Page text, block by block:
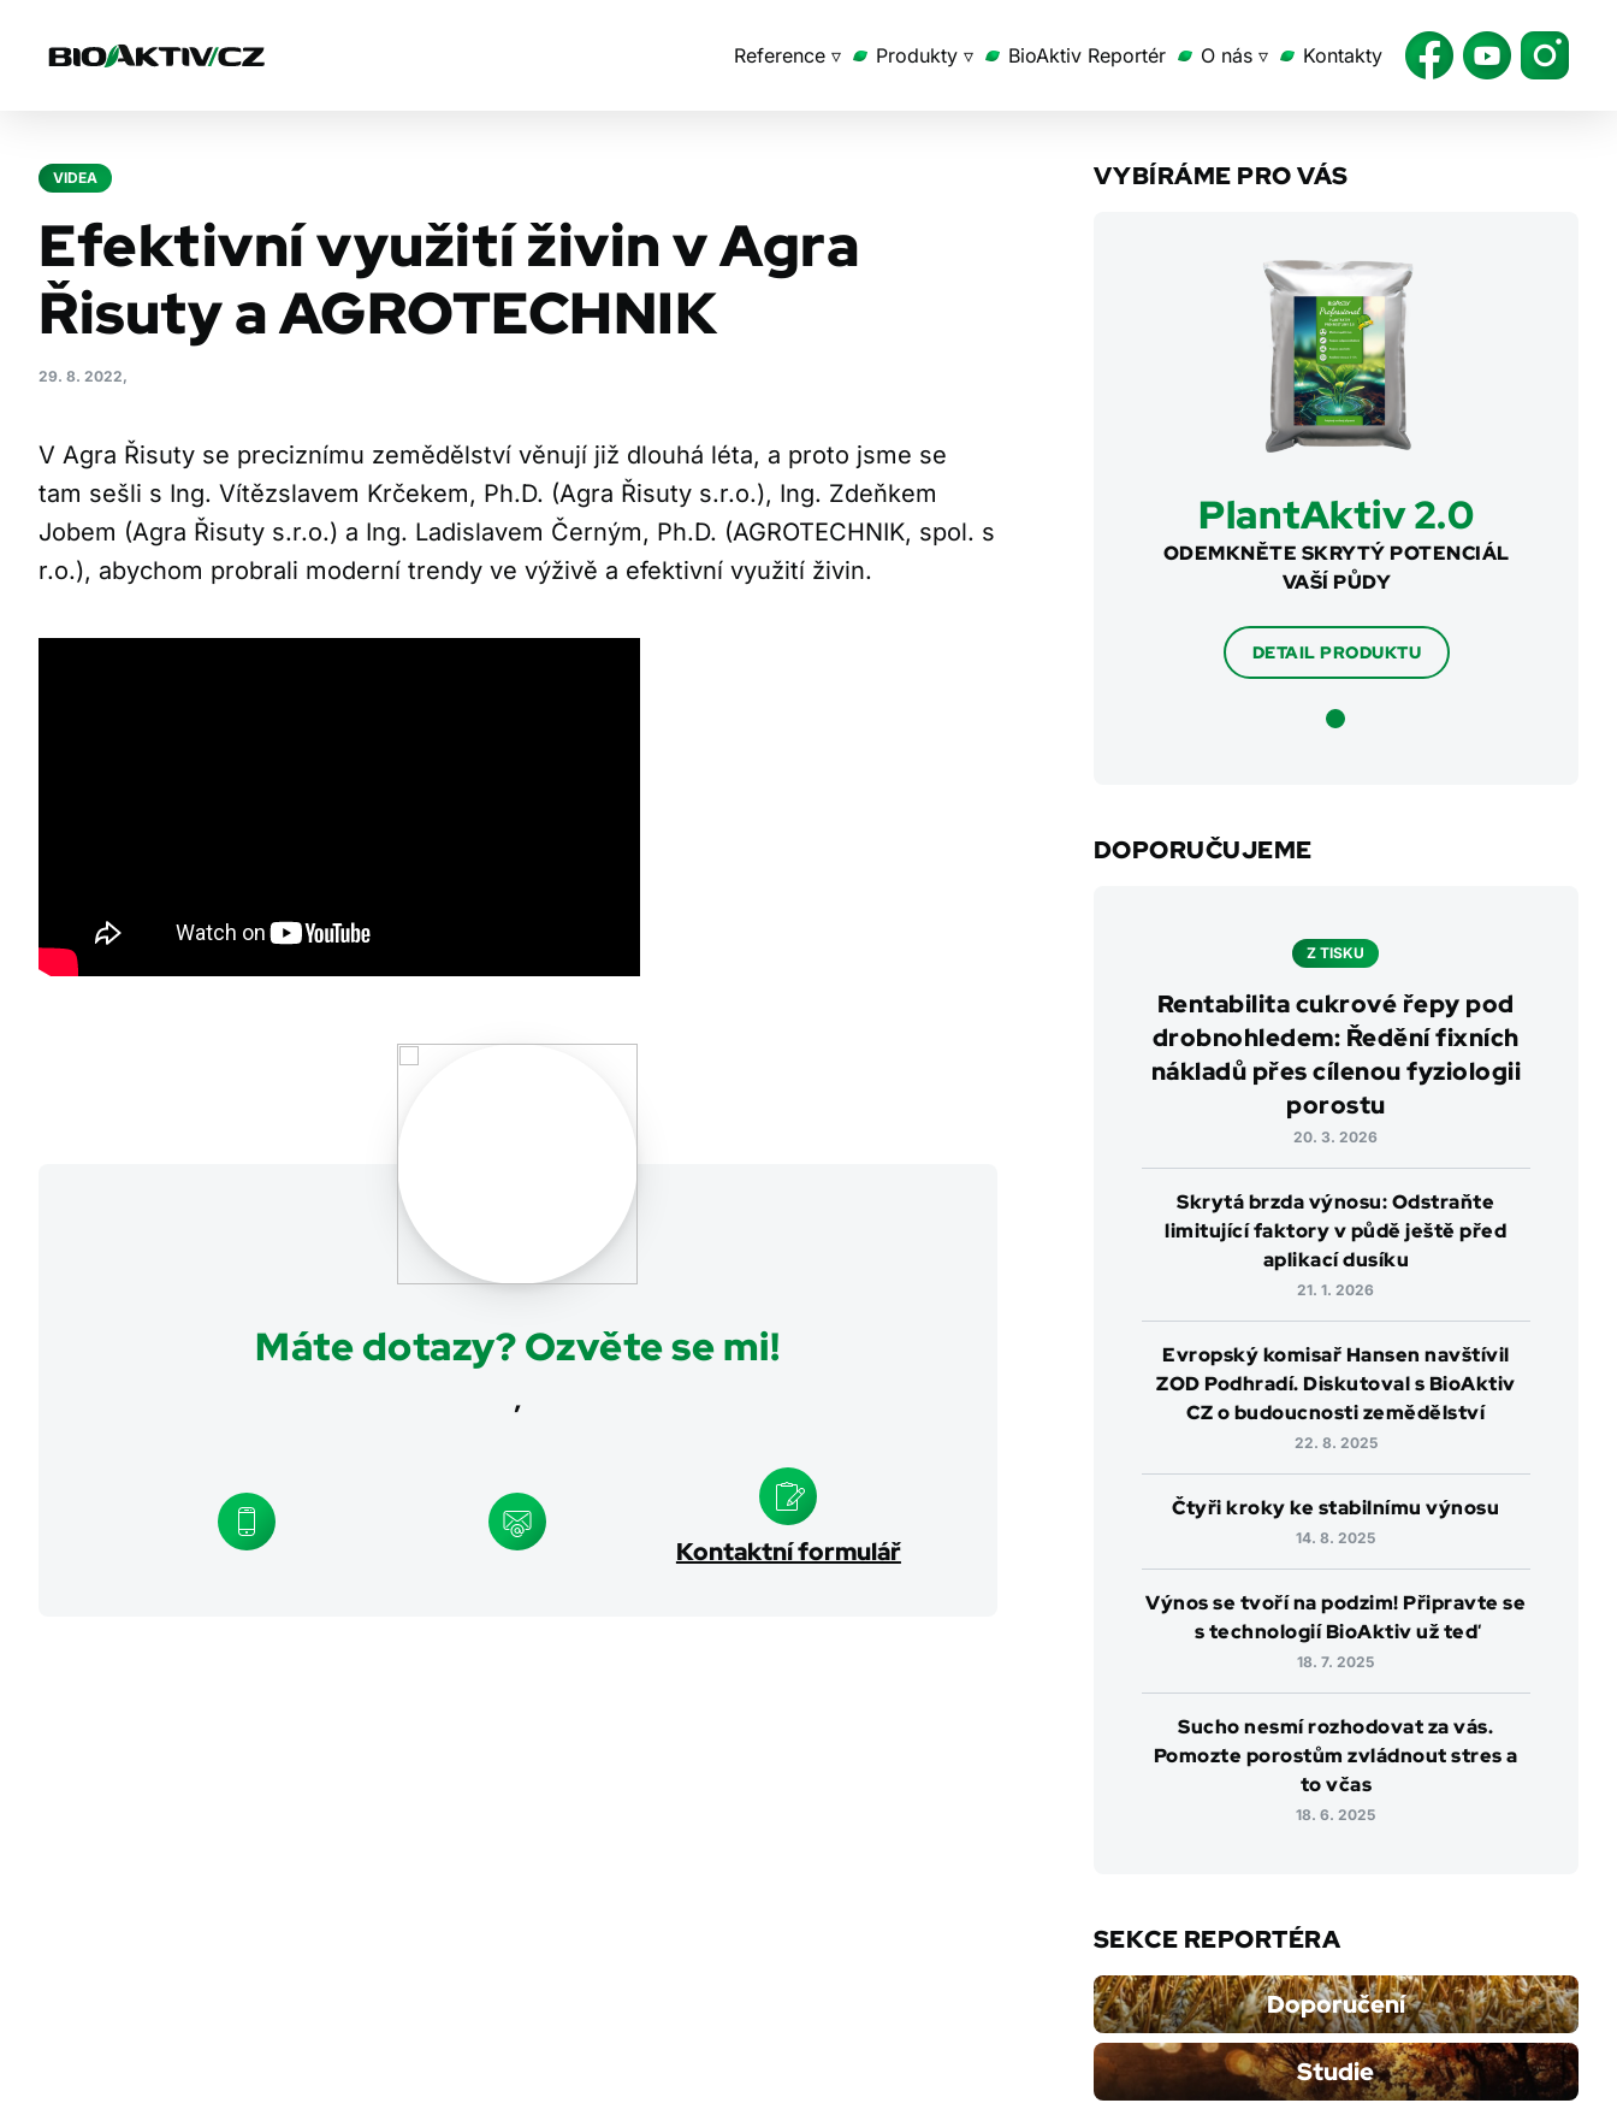
Reference ▿ Produkty ▿ BioAktiv Reportér O nás ▿ Kontakty
VIDEA
Efektivní využití živin v Agra
Řisuty a AGROTECHNIK
29. 8. 2022,
V Agra Řisuty se preciznímu zemědělství věnují již dlouhá léta, a proto jsme se
tam sešli s Ing. Vítězslavem Krčekem, Ph.D. (Agra Řisuty s.r.o.), Ing. Zdeňkem
Jobem (Agra Řisuty s.r.o.) a Ing. Ladislavem Černým, Ph.D. (AGROTECHNIK, spol. s
r.o.), abychom probrali moderní trendy ve výživě a efektivní využití živin.
Máte dotazy? Ozvěte se mi!
,
Kontaktní formulář
VYBÍRÁME PRO VÁS
PlantAktiv 2.0
ODEMKNĚTE SKRYTÝ POTENCIÁL
VAŠÍ PŮDY
DETAIL PRODUKTU
DOPORUČUJEME
Z TISKU
Rentabilita cukrové řepy pod
drobnohledem: Ředění fixních
nákladů přes cílenou fyziologii
porostu
20. 3. 2026
Skrytá brzda výnosu: Odstraňte
limitující faktory v půdě ještě před
aplikací dusíku
21. 1. 2026
Evropský komisař Hansen navštívil
ZOD Podhradí. Diskutoval s BioAktiv
CZ o budoucnosti zemědělství
22. 8. 2025
Čtyři kroky ke stabilnímu výnosu
14. 8. 2025
Výnos se tvoří na podzim! Připravte se
s technologií BioAktiv už teď
18. 7. 2025
Sucho nesmí rozhodovat za vás.
Pomozte porostům zvládnout stres a
to včas
18. 6. 2025
SEKCE REPORTÉRA
Doporučení
Studie